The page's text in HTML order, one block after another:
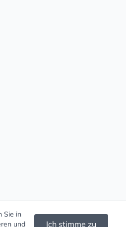
Sie in
und Ich stimme zu